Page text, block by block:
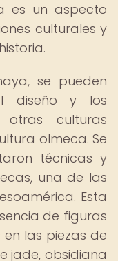
es un aspecto
culturales y
se pueden
diseño y los
otras culturas
olmeca. Se
técnicas y
una de las
Esta
de figuras
las piezas de
jade, obsidiana